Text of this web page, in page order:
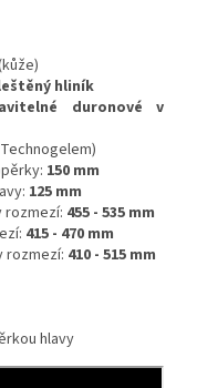
hliník
duronové v
150 mm
125 mm
rozmezí: 455 - 535 mm
415 - 470 mm
rozmezí: 410 - 515 mm
hlavy